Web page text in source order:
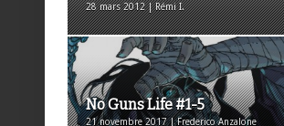
28 mars 2012 | Rémi I.
No Guns Life #1-5
21 novembre 2017 | Frederico Anzalone